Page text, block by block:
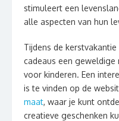
stimuleert een
alle aspecten van hun
Tijdens de
cadeaus een geweldige
voor kinderen. Een
is te vinden op de
maat, waar je kunt
creatieve geschenken